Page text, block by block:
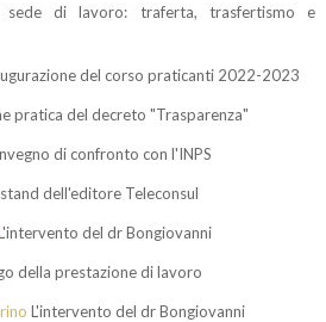
sede di lavoro: traferta, trasfertismo e
del corso praticanti 2022-2023
pratica del decreto "Trasparenza"
di confronto con l'INPS
dell'editore Teleconsul
del dr Bongiovanni
della prestazione di lavoro
L'intervento del dr Bongiovanni